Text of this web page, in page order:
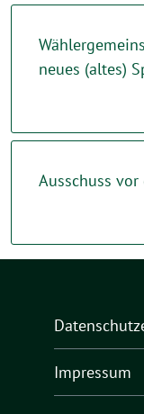
neues (altes)
Ausschuss
Impressum